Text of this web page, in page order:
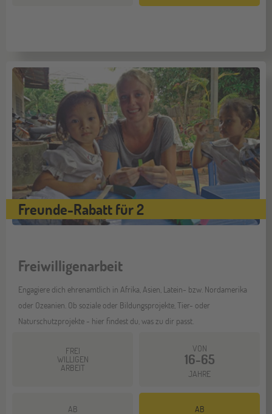
Freunde-Rabatt für 2
Freiwilligenarbeit
Engagiere dich ehrenamtlich in Afrika, Asien, Latein- bzw. Nordamerika
oder Ozeanien. Ob soziale oder Bildungsprojekte, Tier- oder
Naturschutzprojekte - hier findest du, was zu dir passt.
FREI
WILLIGEN
ARBEIT
VON
16-65
JAHRE
AB AB